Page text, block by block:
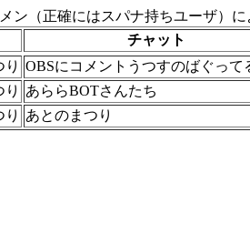
（正確にはスパナ持ちユーザ）
チャット
り OBSにコメントうつすのばぐって
り
あららBOTさんたち
り あとのまつり